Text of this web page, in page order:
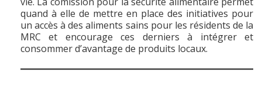
quand à elle de mettre en place des initiatives pour
un accès à des aliments sains pour les résidents de la
MRC et encourage ces derniers à intégrer et
consommer d’avantage de produits locaux.